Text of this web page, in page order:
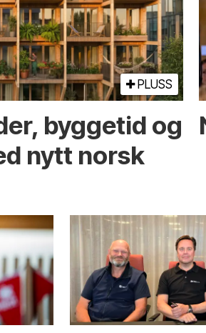
PLUSS
byggetid og
nytt norsk